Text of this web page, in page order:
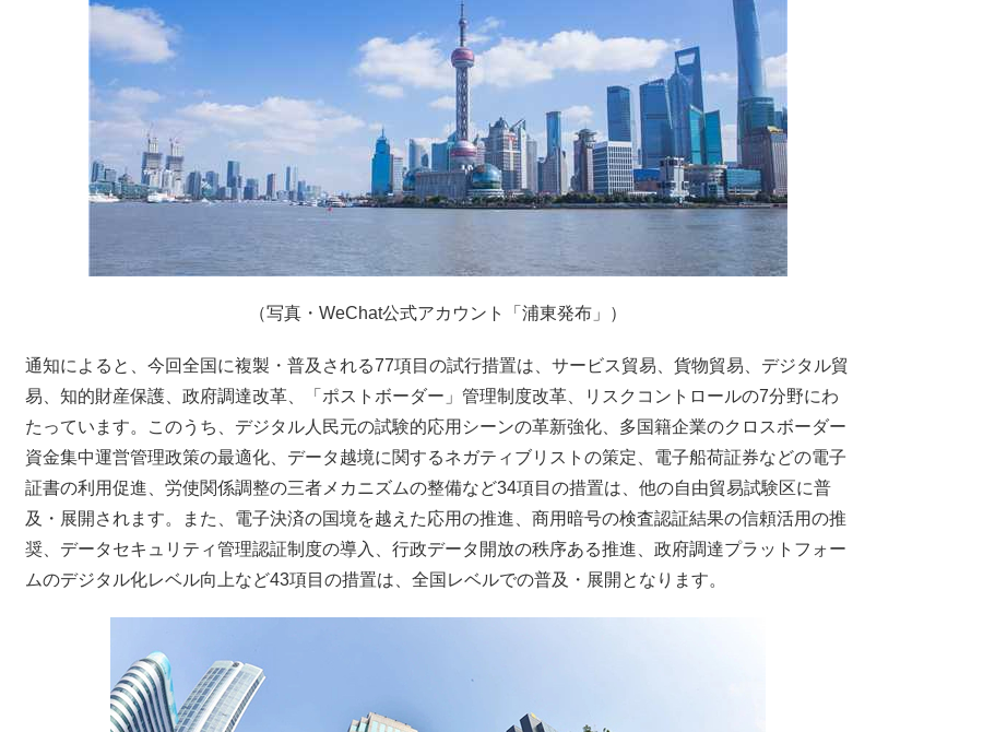
（写真・WeChat公式アカウント「浦東発布」）
通知によると、今回全国に複製・普及される77項目の試行措置は、サービス貿易、貨物貿易、デジタル貿
易、知的財産保護、政府調達改革、「ポストボーダー」管理制度改革、リスクコントロールの7分野にわ
たっています。このうち、デジタル人民元の試験的応用シーンの革新強化、多国籍企業のクロスボーダー
資金集中運営管理政策の最適化、データ越境に関するネガティブリストの策定、電子船荷証券などの電子
証書の利用促進、労使関係調整の三者メカニズムの整備など34項目の措置は、他の自由貿易試験区に普
及・展開されます。また、電子決済の国境を越えた応用の推進、商用暗号の検査認証結果の信頼活用の推
奨、データセキュリティ管理認証制度の導入、行政データ開放の秩序ある推進、政府調達プラットフォー
ムのデジタル化レベル向上など43項目の措置は、全国レベルでの普及・展開となります。